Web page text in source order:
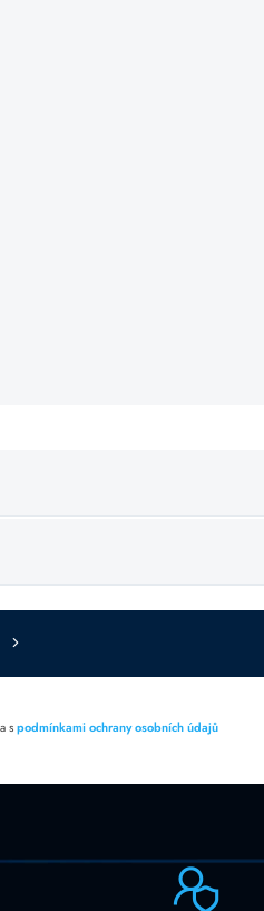
a spodmínkami ochrany osobních údajů